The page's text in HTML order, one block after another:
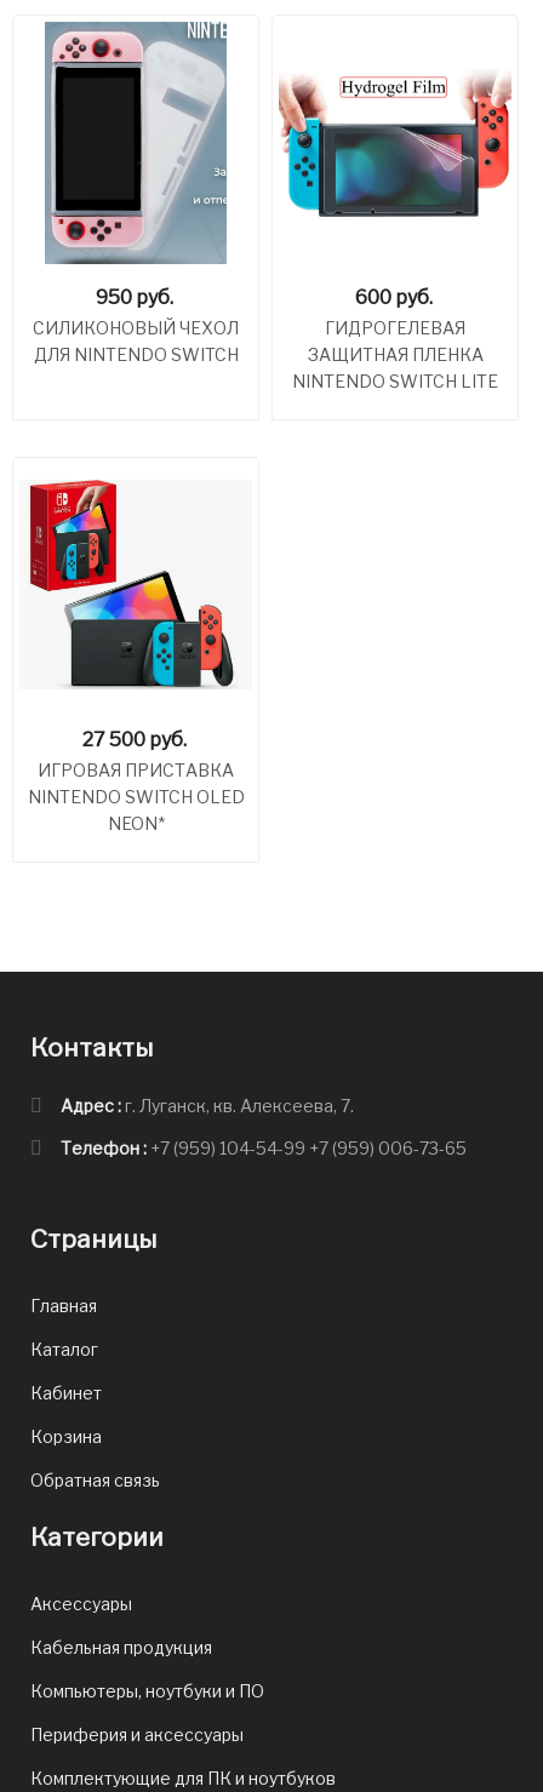
950 руб.
СИЛИКОНОВЫЙ ЧЕХОЛ
ДЛЯ NINTENDO SWITCH
600 руб.
ГИДРОГЕЛЕВАЯ
ЗАЩИТНАЯ ПЛЕНКА
NINTENDO SWITCH LITE
27 500 руб.
ИГРОВАЯ ПРИСТАВКА
NINTENDO SWITCH OLED
NEON*
Контакты
Адрес :г. Луганск, кв. Алексеева, 7.
Телефон : +7 (959) 104-54-99 +7 (959) 006-73-65
Страницы
Главная
Каталог
Кабинет
Корзина
Обратная связь
Категории
Аксессуары
Кабельная продукция
Компьютеры, ноутбуки и ПО
Периферия и аксессуары
Комплектующие для ПК и ноутбуков